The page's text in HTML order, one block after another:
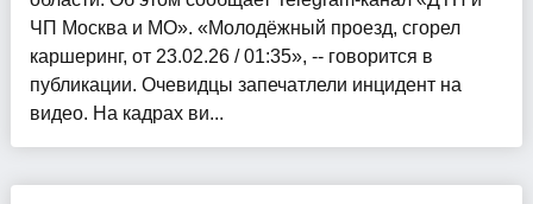
ЧП Москва и МО». «Молодёжный проезд, сгорел
каршеринг, от 23.02.26 / 01:35», -- говорится в
публикации. Очевидцы запечатлели инцидент на
видео. На кадрах ви...